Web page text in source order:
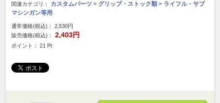
関連カテゴリ： カスタムパーツ > グリップ・ストック類 > ライフル・サブ
マシンガン等用
通常価格(税込)：
2,530円
販売価格(税込)：
2,403円
ポイント： 21 Pt